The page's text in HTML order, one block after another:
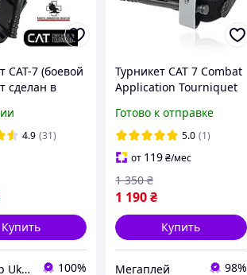
CAT-7 (боевой
сделан в
4.9 (31)
Купить
Mix Shop Ukraine 100%
Турникет CAT 7 Combat
Application Tourniquet
Tactical Black (NSN6515-
01-521-7976)
Готово к отправке
5.0 (1)
от 119₴/мес
1 190₴
1 350 ₴
Купить
Мегаплей 98%